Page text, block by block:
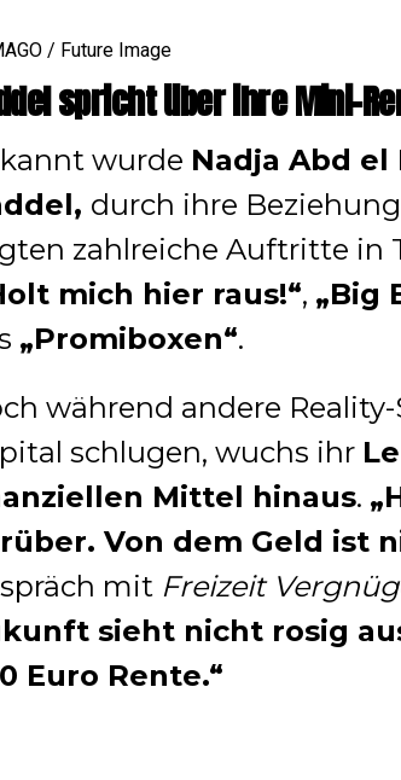
/ Future Image
spricht über ihre Mini-
wurde Nadja Abd el
durch ihre
zahlreiche Auftritte in
mich hier raus!“, „Big
„Promiboxen“.
während andere
schlugen, wuchs ihr
Mittel hinaus.
Von dem Geld ist
mit Freizeit
sieht nicht rosig
Euro Rente.“